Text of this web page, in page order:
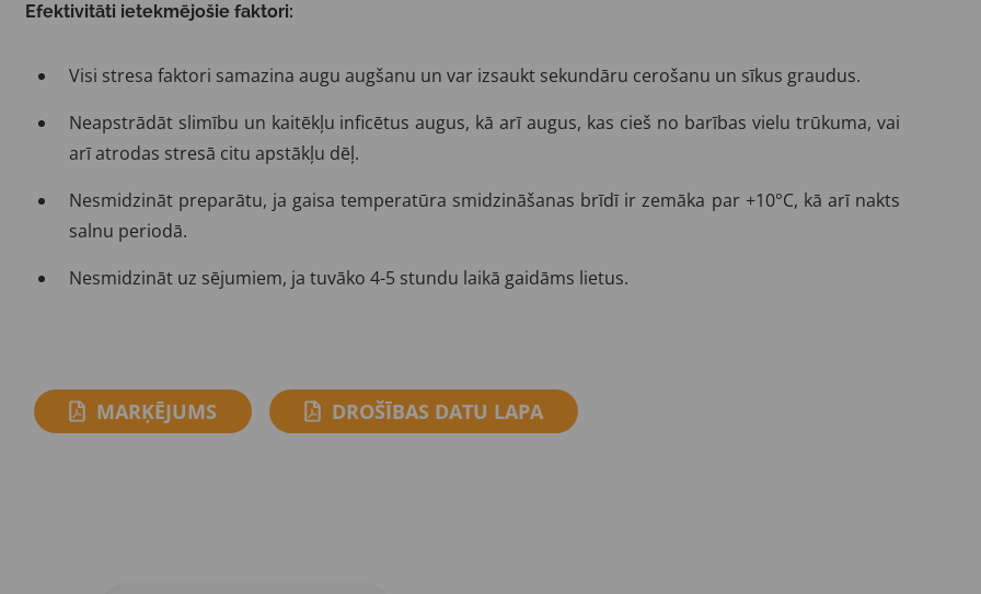
Efektivitāti ietekmējošie faktori:
Visi stresa faktori samazina augu augšanu un var izsaukt sekundāru cerošanu un sīkus graudus.
Neapstrādāt slimību un kaitēkļu inficētus augus, kā arī augus, kas cieš no barības vielu trūkuma, vai
arī atrodas stresā citu apstākļu dēļ.
Nesmidzināt preparātu, ja gaisa temperatūra smidzināšanas brīdī ir zemāka par +10°C, kā arī nakts
salnu periodā.
Nesmidzināt uz sējumiem, ja tuvāko 4-5 stundu laikā gaidāms lietus.
MARĶĒJUMS DROŠĪBAS DATU LAPA